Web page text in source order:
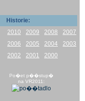
Historie:
2010
2009 2008
2007
2006
2005 2004
2003
2002
2001 2000
Po�et p��stup�
na VR2011: